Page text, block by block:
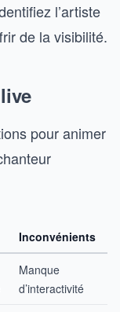
l’artiste
de la visibilité.
pour animer
Inconvénients
Manque
d’interactivité